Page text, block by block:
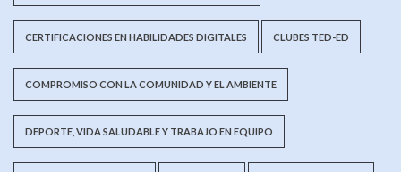
CERTIFICACIONES EN HABILIDADES DIGITALES CLUBES TED-ED
COMPROMISO CON LA COMUNIDAD Y EL AMBIENTE
DEPORTE, VIDA SALUDABLE Y TRABAJO EN EQUIPO